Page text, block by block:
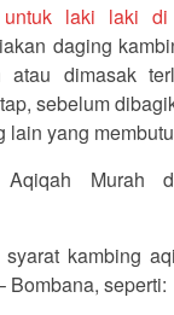
untuk laki laki
daging
atau dimasak
sebelum
lain yang
kambing
Bombana, seperti: